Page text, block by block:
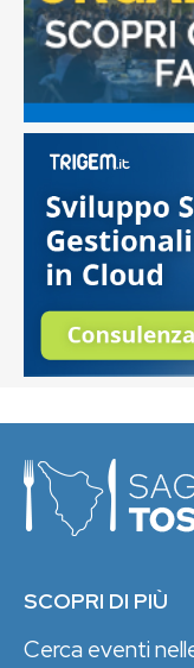
SCOPRI DI PIÙ
Cerca eventi